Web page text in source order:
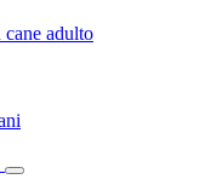
adulto